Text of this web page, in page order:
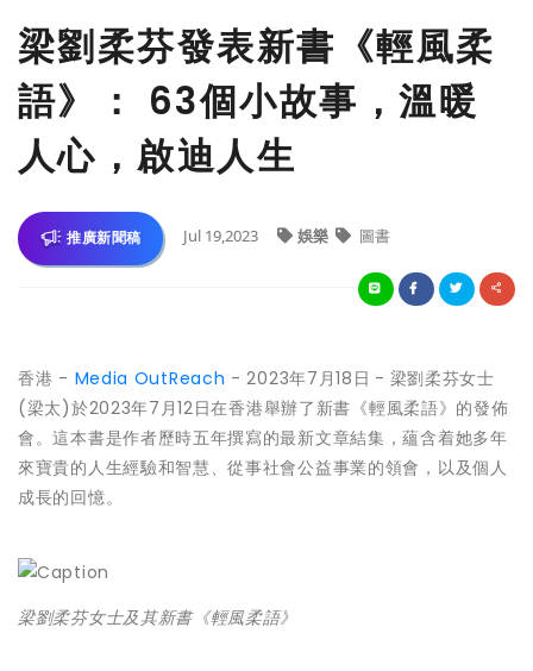
梁劉柔芬發表新書《輕風柔
語》： 63個小故事，溫暖
人心，啟迪人生
推廣新聞稿 Jul 19,2023 娛樂 圖書
香港 - Media OutReach - 2023年7月18日 - 梁劉柔芬女士
(梁太)於2023年7月12日在香港舉辦了新書《輕風柔語》的發佈
會。這本書是作者歷時五年撰寫的最新文章結集，蘊含着她多年
來寶貴的人生經驗和智慧、從事社會公益事業的領會，以及個人
成長的回憶。
梁劉柔芬女士及其新書《輕風柔語》